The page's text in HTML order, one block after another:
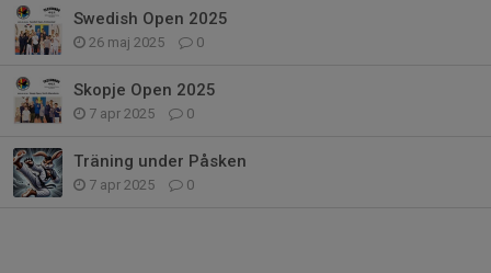
Swedish Open 2025
26 maj 2025 0
Skopje Open 2025
7 apr 2025 0
Träning under Påsken
7 apr 2025 0